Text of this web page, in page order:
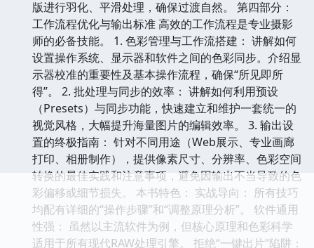
版进行羽化、平滑处理，确保过渡自然。 第四部分：
工作流程优化与输出标准 高效的工作流程是专业摄影
师的必备技能。 1. 色彩管理与工作流搭建： 讲解如何
设置操作系统、显示器和软件之间的色彩同步。介绍显
示器校准的重要性及基本操作流程，确保“所见即所
得”。 2. 批处理与同步的效率： 讲解如何利用预设
（Presets）与同步功能，快速建立和维护一套统一的
视觉风格，大幅提升海量图片的编辑效率。 3. 输出设
置的终极指南： 针对不同用途（Web展示、专业画廊
打印、相册制作），提供像素尺寸、分辨率、色彩空间
转换的最佳实践和注意事项，避免因输出不当导致的色
彩偏移或细节损失。 本书特色： 实战导向： 所有技巧
均配有详细的“操作步骤”和“调整原理分析”。 软件通用
性强： 虽然以主流软件为例，但核心原理和色彩科学
适用于所有现代RAW处理引擎。 拒绝“一键出片”陷阱：